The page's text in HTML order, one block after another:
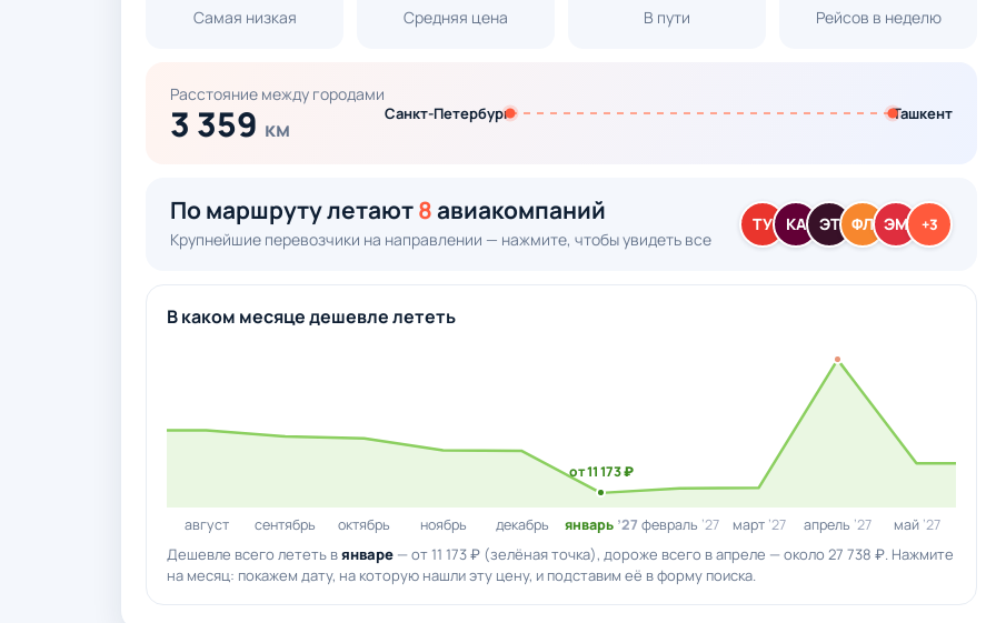
Самая низкая Средняя цена В пути Рейсов в неделю
Расстояние между городами
3 359 км
Санкт-Петербург Ташкент
По маршруту летают8авиакомпаний
Крупнейшие перевозчики на направлении — нажмите, чтобы увидеть все
ТУ КА ЭТ ФЛ ЭМ +3
В каком месяце дешевле лететь
от 11 173 ₽
август сентябрь октябрь ноябрь декабрь январь ’27 февраль ’27 март ’27 апрель ’27 май ’27
Дешевле всего лететь вянваре — от 11 173 ₽ (зелёная точка), дороже всего в апреле — около 27 738 ₽. Нажмите
на месяц: покажем дату, на которую нашли эту цену, и подставим её в форму поиска.